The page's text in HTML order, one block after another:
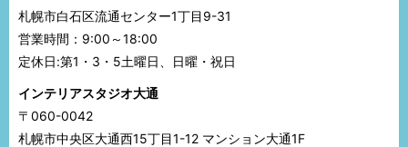
札幌市白石区流通センター1丁目9-31
営業時間：9:00～18:00
定休日:第1・3・5土曜日、日曜・祝日
インテリアスタジオ大通
〒060-0042
札幌市中央区大通西15丁目1-12 マンション大通1F